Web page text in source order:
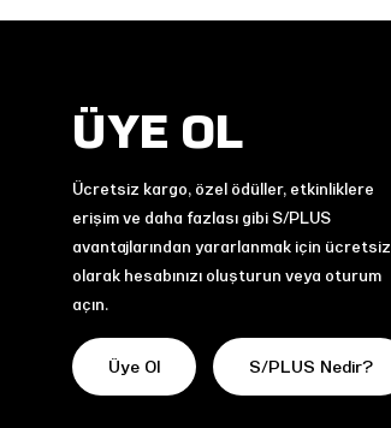
ÜYE OL
Ücretsiz kargo, özel ödüller, etkinliklere
erişim ve daha fazlası gibi S/PLUS
avantajlarından yararlanmak için ücretsiz
olarak hesabınızı oluşturun veya oturum
açın.
Üye Ol S/PLUS Nedir?